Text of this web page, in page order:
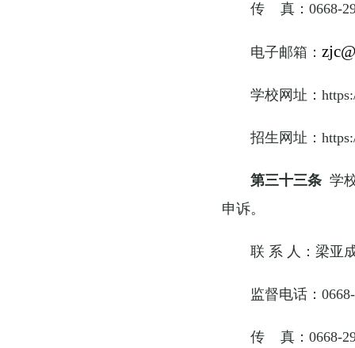
传 真：0668-
电子邮箱：
学校网址：
招生网址：
第三十三条 学
申诉。
联 系 人：梁亚
监督电话：
传 真：0668-